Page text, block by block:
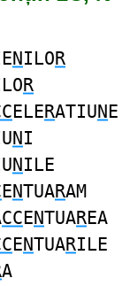
NILOR
R
ELERATIUNE
NI
NILE
ENTUARAM
CCENTUAREA
ENTUARILE
A